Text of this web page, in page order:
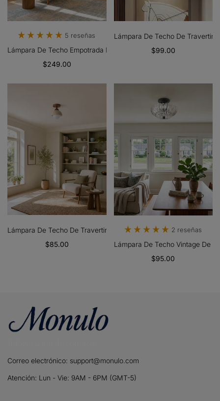
5 reseñas
Lámpara De Techo Empotrada De Vidrio Acanalado Elegante
$249.00
Lámpara De Techo De
$99.00
Lámpara De Techo De Travertino Wabi-Sabi
$85.00
2 reseñas
Lámpara De Techo Vintage De
$95.00
Correo electrónico: support@monulo.com
Atención: Lun - Vie: 9AM - 6PM (GMT-5)